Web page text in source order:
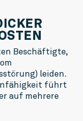
Beschäftigte,
leiden.
führt
auf mehrere